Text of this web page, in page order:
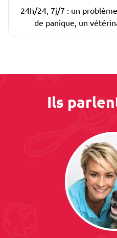
24h/24, 7j/7 : un
de panique, un
Ils